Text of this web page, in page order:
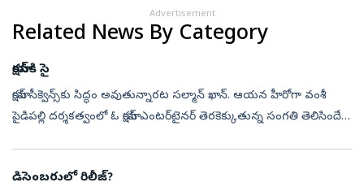
Advertisement
Related News By Category
యాక్షన్‌కి సై
యాక్షన్‌ సీక్వెన్స్‌కు సిద్ధం అవుతున్నారట సల్మాన్‌ ఖాన్‌. ఆయన హీరోగా వంశీ
పైడిపల్లి దర్శకత్వంలో ఓ యాక్షన్‌ ఎంటర్‌టైనర్‌ తెరకెక్కుతున్న సంగతి తెలిసిందే.
డిసెంబరులో రిలీజ్‌?